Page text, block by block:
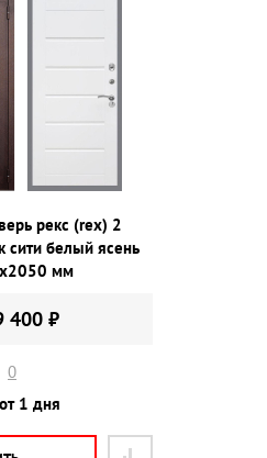
рекс (rex) 2
сити белый ясень
мм
400 ₽
0
от 1 дня